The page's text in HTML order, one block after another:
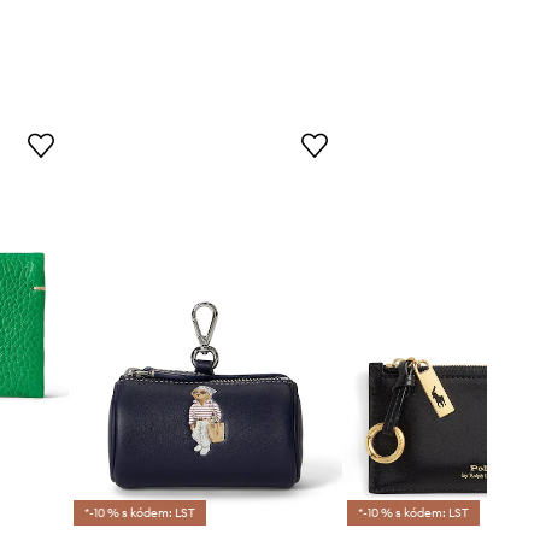
*-10 % s kódem: LST *-10 % s kódem: LST